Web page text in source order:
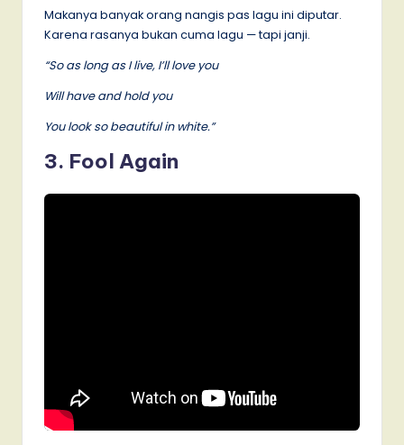
Makanya banyak orang nangis pas lagu ini diputar.
Karena rasanya bukan cuma lagu — tapi janji.
“So as long as I live, I’ll love you
Will have and hold you
You look so beautiful in white.”
3. Fool Again